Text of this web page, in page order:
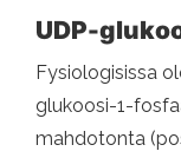
UDP-
Fysiologisissa
glukoosi-1-
mahdotonta